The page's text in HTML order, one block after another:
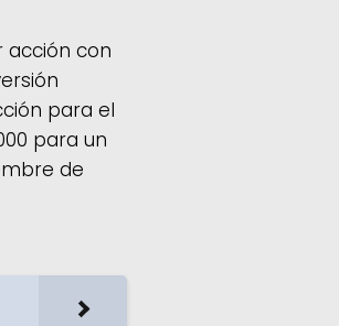
acción con
para el
para un
de